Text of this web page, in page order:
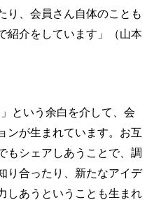
り、会員さん自体のことも
紹介をしています」（山本
という余白を介して、会
ンが生まれています。お互
もシェアしあうことで、調
り合ったり、新たなアイデ
しあうということも生まれ